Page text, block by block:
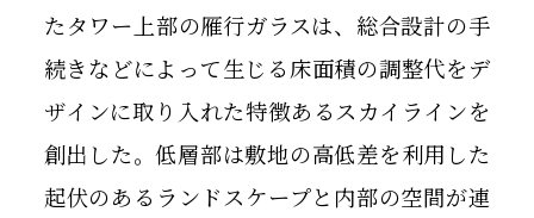
たタワー上部の雁行ガラスは、総合設計の手
続きなどによって生じる床面積の調整代をデ
ザインに取り入れた特徴あるスカイラインを
創出した。低層部は敷地の高低差を利用した
起伏のあるランドスケープと内部の空間が連